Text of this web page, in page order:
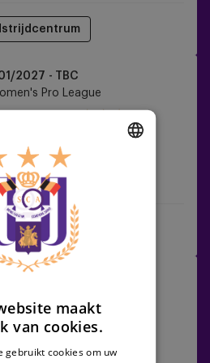
2027 - TBC
Pro League
maakt
van cookies.
gebruikt cookies om uw